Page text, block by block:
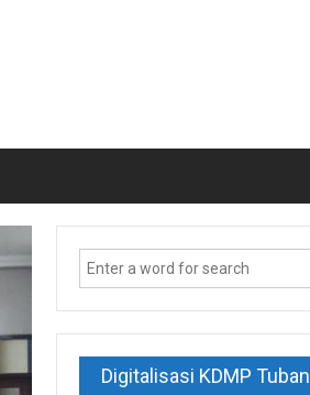
Digitalisasi KDMP Tuban